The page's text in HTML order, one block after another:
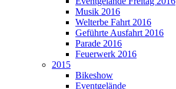
Musik 2016
Welterbe Fahrt 2016
Geführte Ausfahrt 2016
Parade 2016
Feuerwerk 2016
2015
Bikeshow
Eventgelände